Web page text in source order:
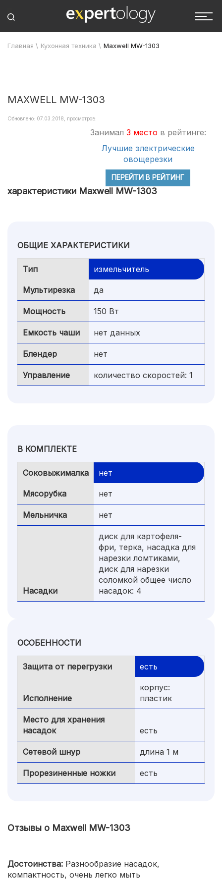
Главная \ Кухонная техника \ Maxwell MW-1303
MAXWELL MW-1303
Обновлено: 07.03.2018, просмотров:
Занимал 3 место в рейтинге:
Лучшие электрические
овощерезки
ПЕРЕЙТИ В РЕЙТИНГ
характеристики Maxwell MW-1303
ОБЩИЕ ХАРАКТЕРИСТИКИ
Тип измельчитель
Мультирезка да
Мощность 150 Вт
Емкость чаши нет данных
Блендер нет
Управление количество скоростей: 1
В КОМПЛЕКТЕ
Соковыжималка нет
Мясорубка нет
Мельничка нет
Насадки
диск для картофеля-
фри, терка, насадка для
нарезки ломтиками,
диск для нарезки
соломкой общее число
насадок: 4
ОСОБЕННОСТИ
Защита от перегрузки есть
Исполнение
корпус:
пластик
Место для хранения
насадок
есть
Сетевой шнур длина 1 м
Прорезиненные ножки есть
Отзывы о Maxwell MW-1303
Достоинства: Разнообразие насадок,
компактность, очень легко мыть